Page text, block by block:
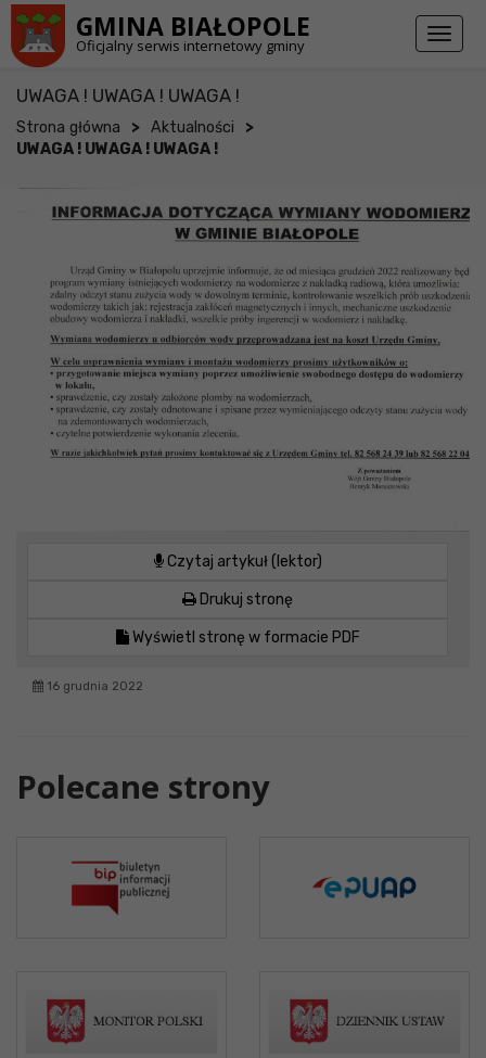
GMINA BIAŁOPOLE
Oficjalny serwis internetowy gminy
Toggle
UWAGA ! UWAGA ! UWAGA !
Strona główna > Aktualności >
UWAGA ! UWAGA ! UWAGA !
Czytaj artykuł (lektor)
Drukuj stronę
Wyświetl stronę w formacie PDF
16 grudnia 2022
Polecane strony